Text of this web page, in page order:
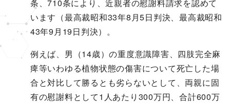
条、710条により、近親者の慰謝料請求を認めて
います（最高裁昭和33年8月5日判決、最高裁昭和
43年9月19日判決）。
例えば、男（14歳）の重度意識障害、四肢完全麻
痺等いわゆる植物状態の傷害について死亡した場
合と対比して勝るとも劣らないとして、両親に固
有の慰謝料として1人あたり300万円、合計600万